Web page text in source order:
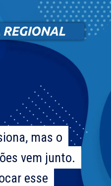
mas o
vem junto.
esse
mas o
vem junto.
esse